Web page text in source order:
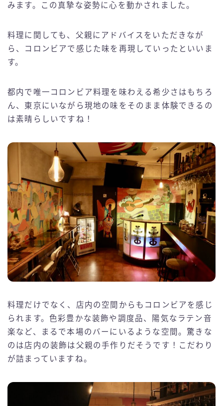
みます。この真摯な姿勢に心を動かされました。
料理に関しても、父親にアドバイスをいただきなが
ら、コロンビアで感じた味を再現していったといいま
す。
都内で唯一コロンビア料理を味わえる希少さはもちろ
ん、東京にいながら現地の味をそのまま体験できるの
は素晴らしいですね！
料理だけでなく、店内の空間からもコロンビアを感じ
られます。色彩豊かな装飾や調度品、陽気なラテン音
楽など、まるで本場のバーにいるような空間。驚きな
のは店内の装飾は父親の手作りだそうです！こだわり
が詰まっていますね。